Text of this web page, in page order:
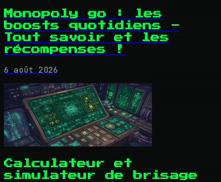
Monopoly go : les
boosts quotidiens -
Tout savoir et les
récompenses !
6 août 2026
Calculateur et
simulateur de brisage